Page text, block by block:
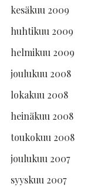
kesäkuu 2009
huhtikuu 2009
helmikuu 2009
joulukuu 2008
lokakuu 2008
heinäkuu 2008
toukokuu 2008
joulukuu 2007
syyskuu 2007